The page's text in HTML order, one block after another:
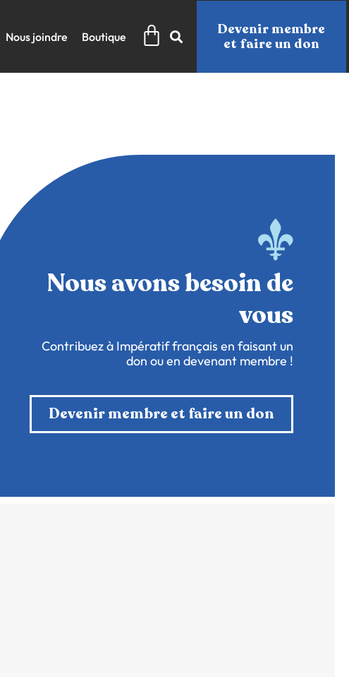
Nous joindre Boutique Panier
Devenir membre
et faire un don
Nous avons besoin de
vous
Contribuez à Impératif français en faisant un
don ou en devenant membre !
Devenir membre et faire un don